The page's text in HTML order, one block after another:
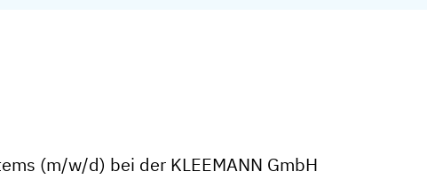
(m/w/d) bei der KLEEMANN GmbH